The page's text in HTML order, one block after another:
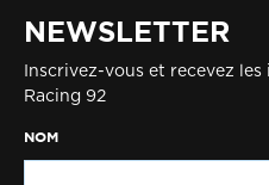
NEWSLETTER
Inscrivez-vous et recevez
Racing 92
NOM